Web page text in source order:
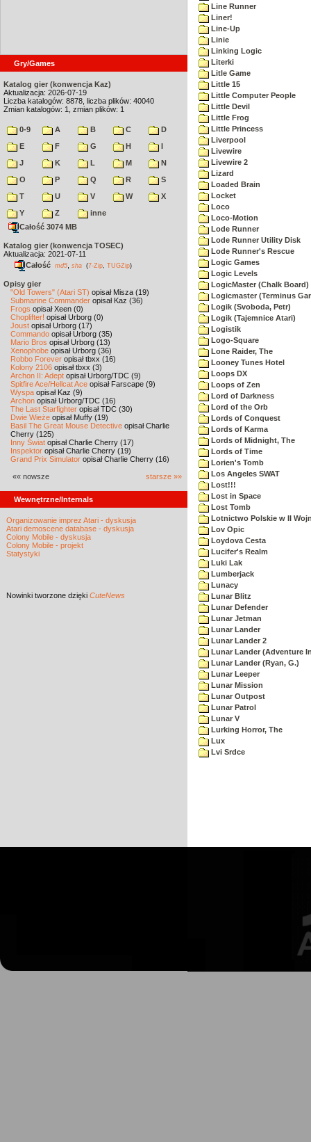
Gry/Games
Katalog gier (konwencja Kaz)
Aktualizacja: 2026-07-19
Liczba katalogów: 8878, liczba plików: 40040
Zmian katalogów: 1, zmian plików: 1
0-9 A B C
D
E
F G H
I
J
K L M
N
O
P Q R
S
T
U V W
X
Y
Z
inne
Całość 3074 MB
Katalog gier (konwencja TOSEC)
Aktualizacja: 2021-07-11
Całość md5 sha (7-Zip TUGZip)
Opisy gier
"Old Towers" (Atari ST) opisał Misza (19)
Submarine Commander opisał Kaz (36)
Frogs opisał Xeen (0)
Choplifter! opisał Urborg (0)
Joust opisał Urborg (17)
Commando opisał Urborg (35)
Mario Bros opisał Urborg (13)
Xenophobe opisał Urborg (36)
Robbo Forever opisał tbxx (16)
Kolony 2106 opisał tbxx (3)
Archon II: Adept opisał Urborg/TDC (9)
Spitfire Ace/Hellcat Ace opisał Farscape (9)
Wyspa opisał Kaz (9)
Archon opisał Urborg/TDC (16)
The Last Starfighter opisał TDC (30)
Dwie Wieże opisał Muffy (19)
Basil The Great Mouse Detective opisał Charlie
Cherry (125)
Inny Świat opisał Charlie Cherry (17)
Inspektor opisał Charlie Cherry (19)
Grand Prix Simulator opisał Charlie Cherry (16)
«« nowsze starsze »»
Wewnętrzne/Internals
Organizowanie imprez Atari - dyskusja
Atari demoscene database - dyskusja
Colony Mobile - dyskusja
Colony Mobile - projekt
Statystyki
Nowinki tworzone dzięki CuteNews
Line Runner
Liner!
Line-Up
Linie
Linking Logic
Literki
Litle Game
Little 15
Little Computer People
Little Devil
Little Frog
Little Princess
Liverpool
Livewire
Livewire 2
Lizard
Loaded Brain
Locket
Loco
Loco-Motion
Lode Runner
Lode Runner Utility Disk
Lode Runner's Rescue
Logic Games
Logic Levels
LogicMaster (Chalk Board)
Logicmaster (Terminus
Logik (Svoboda, Petr)
Logik (Tajemnice Atari)
Logistik
Logo-Square
Lone Raider, The
Looney Tunes Hotel
Loops DX
Loops of Zen
Lord of Darkness
Lord of the Orb
Lords of Conquest
Lords of Karma
Lords of Midnight, The
Lords of Time
Lorien's Tomb
Los Angeles SWAT
Lost!!!
Lost in Space
Lost Tomb
Lotnictwo Polskie w II
Lov Opic
Loydova Cesta
Lucifer's Realm
Luki Lak
Lumberjack
Lunacy
Lunar Blitz
Lunar Defender
Lunar Jetman
Lunar Lander
Lunar Lander 2
Lunar Lander (Adventure
Lunar Lander (Ryan, G.)
Lunar Leeper
Lunar Mission
Lunar Outpost
Lunar Patrol
Lunar V
Lurking Horror, The
Lux
Lvi Srdce